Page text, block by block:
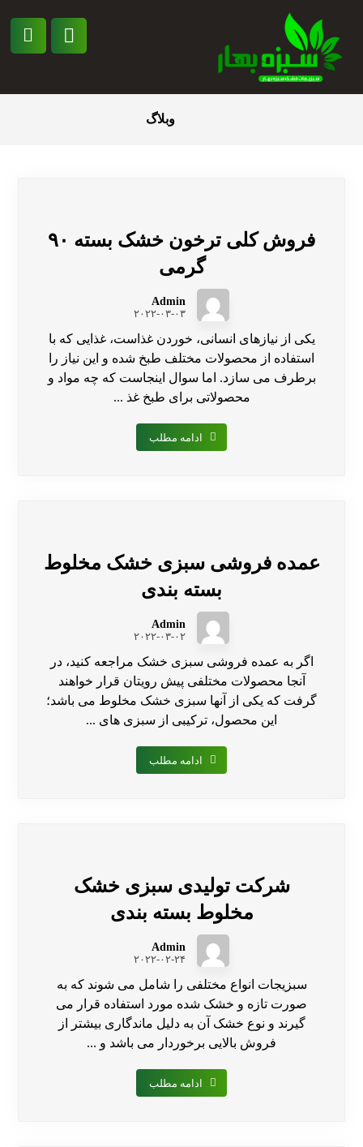
وبلاگ
فروش کلی ترخون خشک بسته ۹۰
گرمی
Admin
۲۰۲۲-۰۳-۰۳
یکی از نیازهای انسانی، خوردن غذاست، غذایی که با
استفاده از محصولات مختلف طبخ شده و این نیاز را
برطرف می سازد. اما سوال اینجاست که چه مواد و
محصولاتی برای طبخ غذ ...
ادامه مطلب
عمده فروشی سبزی خشک مخلوط
بسته بندی
Admin
۲۰۲۲-۰۳-۰۲
اگر به عمده فروشی سبزی خشک مراجعه کنید، در
آنجا محصولات مختلفی پیش رویتان قرار خواهند
گرفت که یکی از آنها سبزی خشک مخلوط می باشد؛
این محصول، ترکیبی از سبزی های ...
ادامه مطلب
شرکت تولیدی سبزی خشک
مخلوط بسته بندی
Admin
۲۰۲۲-۰۲-۲۴
سبزیجات انواع مختلفی را شامل می شوند که به
صورت تازه و خشک شده مورد استفاده قرار می
گیرند و نوع خشک آن به دلیل ماندگاری بیشتر از
فروش بالایی برخوردار می باشد و ...
ادامه مطلب